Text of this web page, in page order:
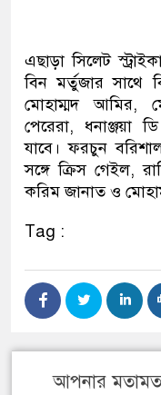
এছাড়া সিলেট
বিন মর্তুজার সাথে
মোহাম্মদ আমির,
পেরেরা, ধনাঞ্জয়া
যাবে। ফরচুন
সঙ্গে ক্রিস গেইল,
করিম জানাত ও
Tag :
আপনার